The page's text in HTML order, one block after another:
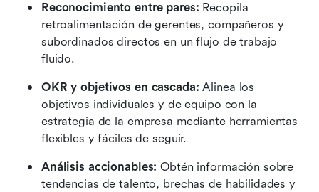
Reconocimiento entre pares: Recopila
retroalimentación de gerentes, compañeros y
subordinados directos en un flujo de trabajo
fluido.
OKR y objetivos en cascada: Alinea los
objetivos individuales y de equipo con la
estrategia de la empresa mediante herramientas
flexibles y fáciles de seguir.
Análisis accionables: Obtén información sobre
tendencias de talento, brechas de habilidades y